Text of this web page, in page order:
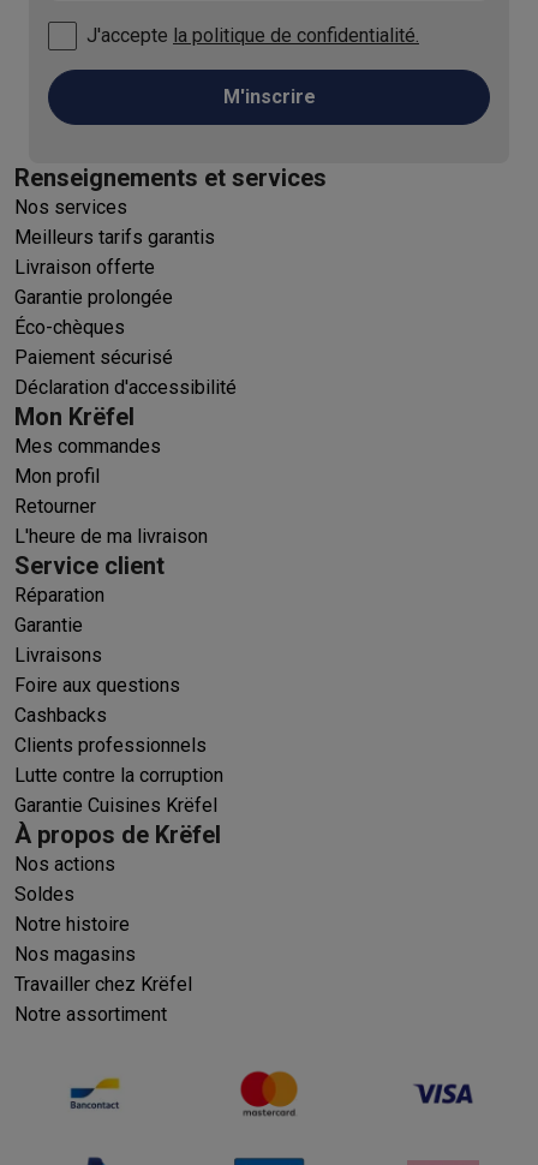
J'accepte la politique de confidentialité.
M'inscrire
Renseignements et services
Nos services
Meilleurs tarifs garantis
Livraison offerte
Garantie prolongée
Éco-chèques
Paiement sécurisé
Déclaration d'accessibilité
Mon Krëfel
Mes commandes
Mon profil
Retourner
L'heure de ma livraison
Service client
Réparation
Garantie
Livraisons
Foire aux questions
Cashbacks
Clients professionnels
Lutte contre la corruption
Garantie Cuisines Krëfel
À propos de Krëfel
Nos actions
Soldes
Notre histoire
Nos magasins
Travailler chez Krëfel
Notre assortiment